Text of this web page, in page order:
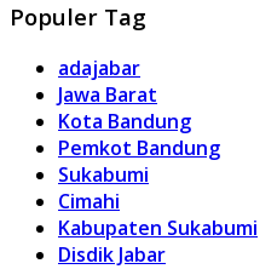
Populer Tag
adajabar
Jawa Barat
Kota Bandung
Pemkot Bandung
Sukabumi
Cimahi
Kabupaten Sukabumi
Disdik Jabar